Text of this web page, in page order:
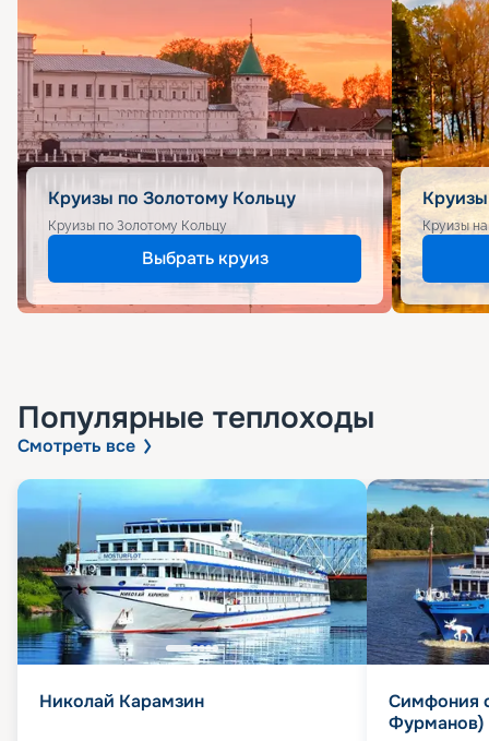
Круизы по Золотому Кольцу
Круизы по Золотому Кольцу
Выбрать круиз
Круизы
Популярные теплоходы
Смотреть все
Николай Карамзин
Симфония
Фурманов)